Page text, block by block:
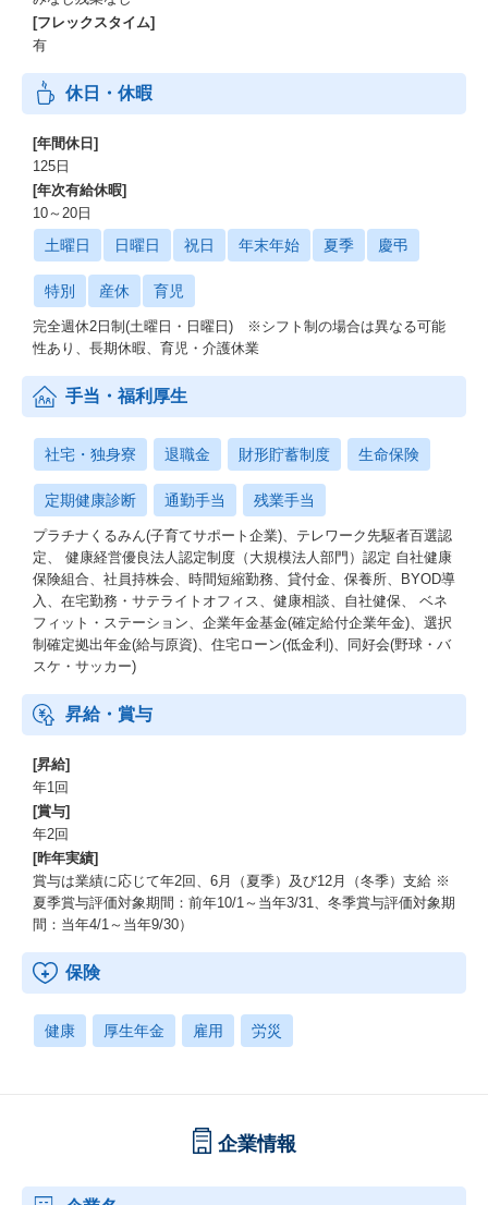
[フレックスタイム]
有
休日・休暇
[年間休日]
125日
[年次有給休暇]
10～20日
土曜日 日曜日 祝日 年末年始 夏季 慶弔
特別 産休 育児
完全週休2日制(土曜日・日曜日) ※シフト制の場合は異なる可能
性あり、長期休暇、育児・介護休業
手当・福利厚生
社宅・独身寮 退職金 財形貯蓄制度 生命保険
定期健康診断 通勤手当 残業手当
プラチナくるみん(子育てサポート企業)、テレワーク先駆者百選認
定、 健康経営優良法人認定制度（大規模法人部門）認定 自社健康
保険組合、社員持株会、時間短縮勤務、貸付金、保養所、BYOD導
入、在宅勤務・サテライトオフィス、健康相談、自社健保、 ベネ
フィット・ステーション、企業年金基金(確定給付企業年金)、選択
制確定拠出年金(給与原資)、住宅ローン(低金利)、同好会(野球・バ
スケ・サッカー)
昇給・賞与
[昇給]
年1回
[賞与]
年2回
[昨年実績]
賞与は業績に応じて年2回、6月（夏季）及び12月（冬季）支給 ※
夏季賞与評価対象期間：前年10/1～当年3/31、冬季賞与評価対象期
間：当年4/1～当年9/30）
保険
健康 厚生年金 雇用 労災
企業情報